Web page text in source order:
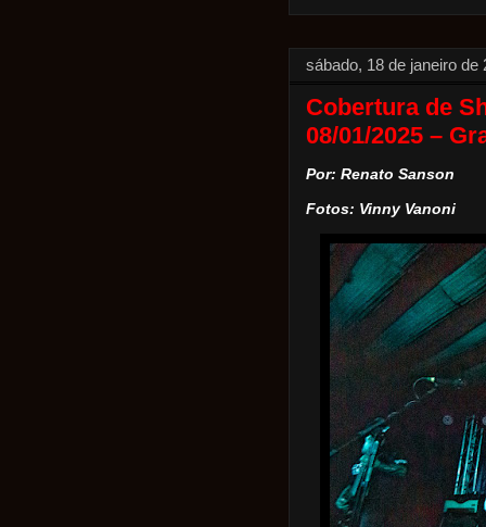
sábado, 18 de janeiro de
Cobertura de
08/01/2025 –
Por: Renato Sanson
Fotos: Vinny Vanoni